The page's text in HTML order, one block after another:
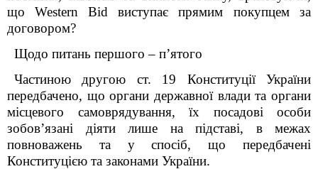
щоWestern Bid виступає прямим покупцем за
договором?
Щодо питань першого – п’ятого
Частиною другою ст. 19 Конституції України
передбачено, що органи державної влади та органи
місцевого самоврядування, їх посадові особи
зобов’язані діяти лише на підставі, в межах
повноважень та у спосіб, що передбачені
Конституцією та законами України.